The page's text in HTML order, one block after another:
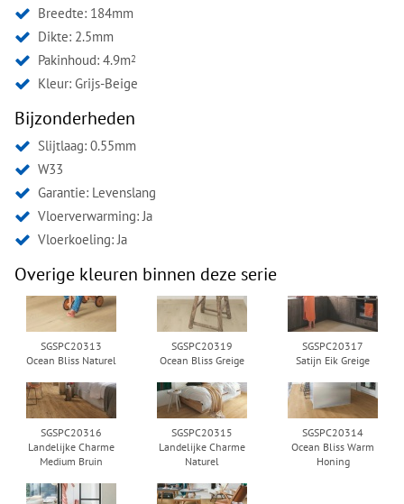
Breedte: 184mm
Dikte: 2.5mm
Pakinhoud: 4.9m2
Kleur: Grijs-Beige
Bijzonderheden
Slijtlaag: 0.55mm
W33
Garantie: Levenslang
Vloerverwarming: Ja
Vloerkoeling: Ja
Overige kleuren binnen deze serie
SGSPC20313
Ocean Bliss Naturel
SGSPC20319
Ocean Bliss Greige
SGSPC20317
Satijn Eik Greige
SGSPC20316
Landelijke Charme
Medium Bruin
SGSPC20315
Landelijke Charme
Naturel
SGSPC20314
Ocean Bliss Warm
Honing